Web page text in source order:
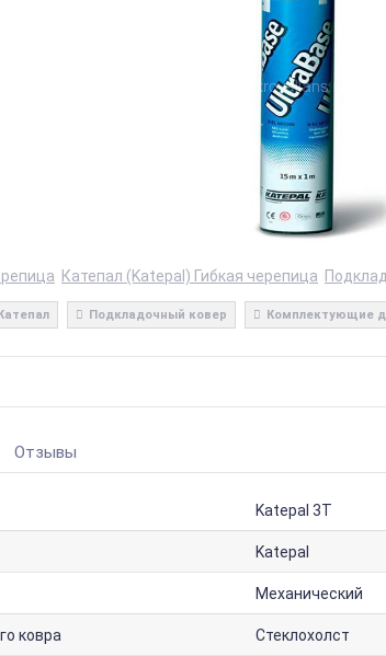
Катепал (Katepal) Гибкая черепица
Подкладочный ковер Комплектующие
Отзывы
Katepal 3T
Katepal
Механический
ковра Стеклохолст